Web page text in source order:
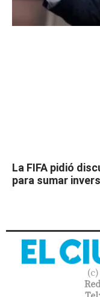
La FIFA pidió
para sumar